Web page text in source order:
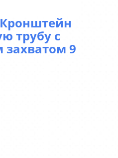
Кронштейн
трубу с
9